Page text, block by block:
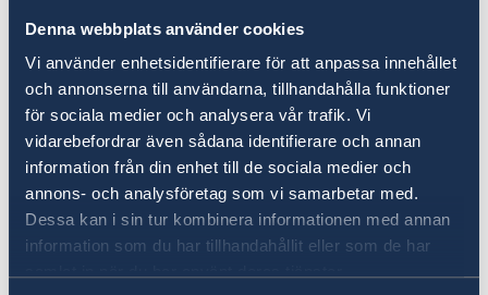
Denna webbplats använder cookies
Vi använder enhetsidentifierare för att anpassa innehållet
och annonserna till användarna, tillhandahålla funktioner
för sociala medier och analysera vår trafik. Vi
vidarebefordrar även sådana identifierare och annan
information från din enhet till de sociala medier och
annons- och analysföretag som vi samarbetar med.
Dessa kan i sin tur kombinera informationen med annan
information som du har tillhandahållit eller som de har
utställningar och kulturella inslag, ofta i
samarbete med samarbetspartners inom Team
Sweden och lokala aktörer.
Läs mer om Team Sweden och svenska
aktörer i Norge här:
Sveriges honorärkonsulat i Norge